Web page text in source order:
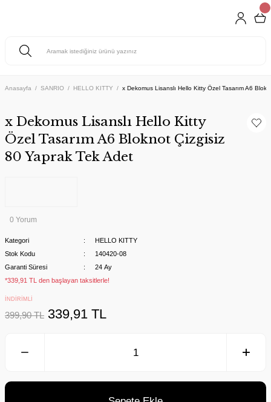
Anasayfa SANRIO HELLO KITTY x Dekomus Lisanslı Hello Kitty Özel Tasarım A6
x Dekomus Lisanslı Hello Kitty
Özel Tasarım A6 Bloknot Çizgisiz
80 Yaprak Tek Adet
0 Yorum
Kategori
HELLO KITTY
Stok Kodu
140420-08
Garanti Süresi
24 Ay
*339,91 TL den başlayan taksitlerle!
İNDİRİMLİ
399,90 TL 339,91 TL